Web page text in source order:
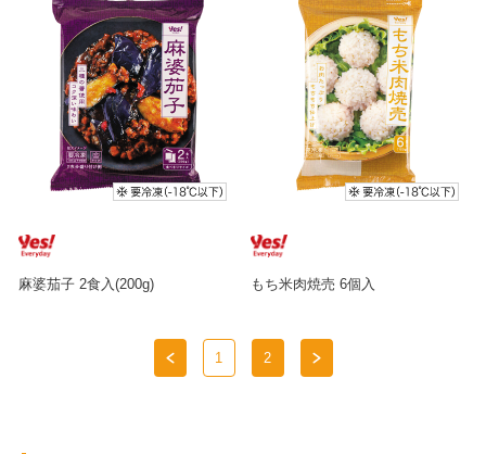
麻婆茄子 2食入(200g) もち米肉焼売 6個入
1 2